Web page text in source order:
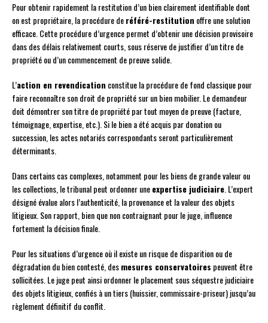
Pour obtenir rapidement la restitution d’un bien clairement identifiable dont
on est propriétaire, la procédure deréféré-restitution offre une solution
efficace. Cette procédure d’urgence permet d’obtenir une décision provisoire
dans des délais relativement courts, sous réserve de justifier d’un titre de
propriété ou d’un commencement de preuve solide.
L’action en revendication constitue la procédure de fond classique pour
faire reconnaître son droit de propriété sur un bien mobilier. Le demandeur
doit démontrer son titre de propriété par tout moyen de preuve (facture,
témoignage, expertise, etc.). Si le bien a été acquis par donation ou
succession, les actes notariés correspondants seront particulièrement
déterminants.
Dans certains cas complexes, notamment pour les biens de grande valeur ou
les collections, le tribunal peut ordonner uneexpertise judiciaire . L’expert
désigné évalue alors l’authenticité, la provenance et la valeur des objets
litigieux. Son rapport, bien que non contraignant pour le juge, influence
fortement la décision finale.
Pour les situations d’urgence où il existe un risque de disparition ou de
dégradation du bien contesté, desmesures conservatoires peuvent être
sollicitées. Le juge peut ainsi ordonner le placement sous séquestre judiciaire
des objets litigieux, confiés à un tiers (huissier, commissaire-priseur) jusqu’au
règlement définitif du conflit.